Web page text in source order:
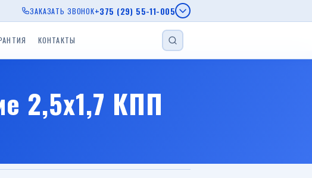
ЗАКАЗАТЬ ЗВОНОК+375 (29) 55-11-005
прицепы с
КОНТАКТЫ
2,5х1,7 КПП